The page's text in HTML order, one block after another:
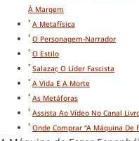
À Margem
A Metafísica
O Personagem-Narrador
O Estilo
Salazar, O Líder Fascista
A Vida E A Morte
As Metáforas
Assista Ao Vídeo No Canal
Onde Comprar “A Máquina De